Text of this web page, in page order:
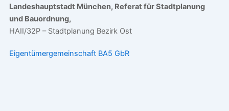
Landeshauptstadt München, Referat für Stadtplanung
und Bauordnung,
HAII/32P – Stadtplanung Bezirk Ost
Eigentümergemeinschaft BA5 GbR